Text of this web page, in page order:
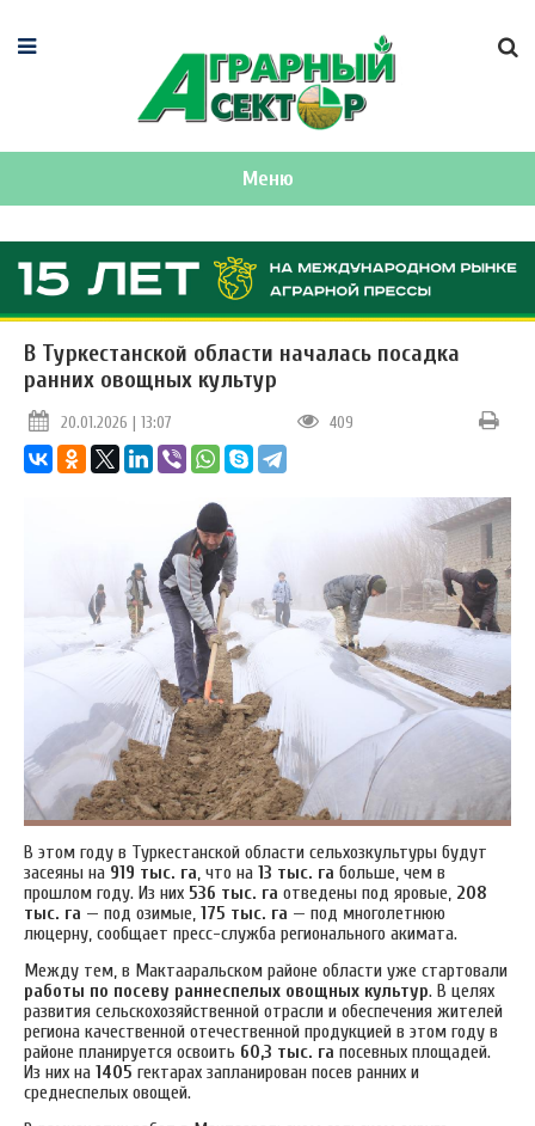
Меню
В Туркестанской области началась посадка
ранних овощных культур
20.01.2026 | 13:07 409
В этом году в Туркестанской области сельхозкультуры будут
засеяны на 919 тыс. га, что на 13 тыс. га больше, чем в
прошлом году. Из них 536 тыс. га отведены под яровые, 208
тыс. га — под озимые, 175 тыс. га — под многолетнюю
люцерну, сообщает пресс-служба регионального акимата.
Между тем, в Мактааральском районе области уже стартовали
работы по посеву раннеспелых овощных культур. В целях
развития сельскохозяйственной отрасли и обеспечения жителей
региона качественной отечественной продукцией в этом году в
районе планируется освоить 60,3 тыс. га посевных площадей.
Из них на 1405 гектарах запланирован посев ранних и
среднеспелых овощей.